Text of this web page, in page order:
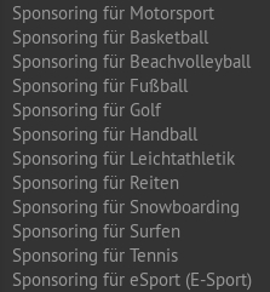
Sponsoring für Motorsport
Sponsoring für Basketball
Sponsoring für Beachvolleyball
Sponsoring für Fußball
Sponsoring für Golf
Sponsoring für Handball
Sponsoring für Leichtathletik
Sponsoring für Reiten
Sponsoring für Snowboarding
Sponsoring für Surfen
Sponsoring für Tennis
Sponsoring für eSport (E-Sport)